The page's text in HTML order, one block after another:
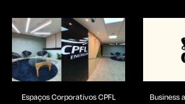
Espaços Corporativos CPFL
Business